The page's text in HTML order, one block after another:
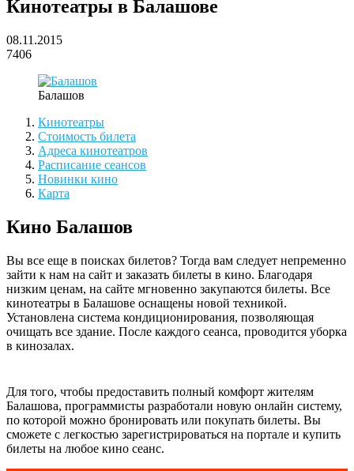
Кинотеатры в Балашове
08.11.2015
7406
Балашов
Кинотеатры
Стоимость билета
Адреса кинотеатров
Расписание сеансов
Новинки кино
Карта
Кино Балашов
Вы все еще в поисках билетов? Тогда вам следует непременно
зайти к нам на сайт и заказать билеты в кино. Благодаря
низким ценам, на сайте мгновенно закупаются билеты. Все
кинотеатры в Балашове оснащены новой техникой.
Установлена система кондиционирования, позволяющая
очищать все здание. После каждого сеанса, проводится уборка
в кинозалах.
Для того, чтобы предоставить полный комфорт жителям
Балашова, программисты разработали новую онлайн систему,
по которой можно бронировать или покупать билеты. Вы
сможете с легкостью зарегистрироваться на портале и купить
билеты на любое кино сеанс.